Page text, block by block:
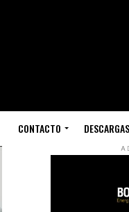
CONTACTO DESCARGAS